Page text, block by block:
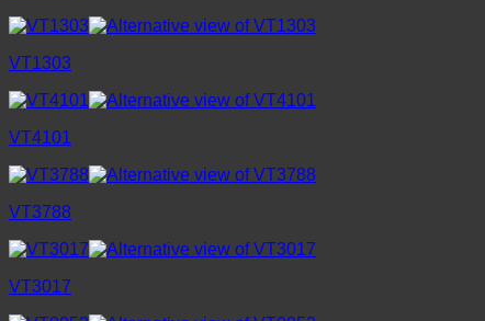
VT1303
VT4101
VT3788
VT3017